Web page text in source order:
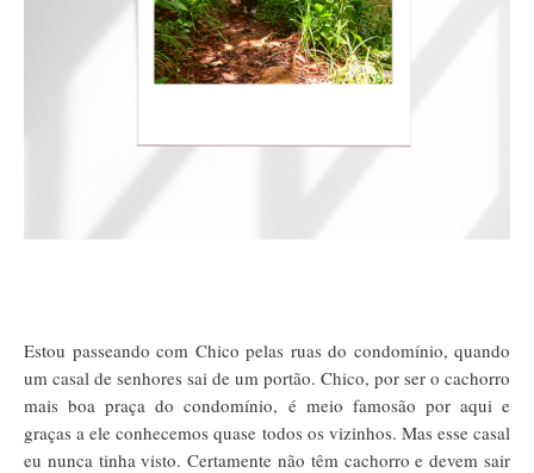
Estou passeando com Chico pelas ruas do condomínio, quando
um casal de senhores sai de um portão. Chico, por ser o cachorro
mais boa praça do condomínio, é meio famosão por aqui e
graças a ele conhecemos quase todos os vizinhos. Mas esse casal
eu nunca tinha visto. Certamente não têm cachorro e devem sair